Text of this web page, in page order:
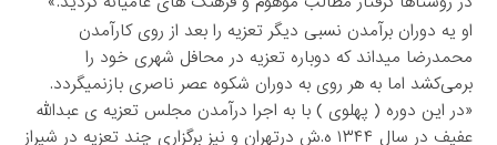
او یه دوران برآمدن نسبی دیگر تعزیه را بعد از روی کارآمدن
محمدرضا میداند که دوباره تعزیه در محافل شهری خود را
برمی‌کشد اما به هر روی به دوران شکوه عصر ناصری بازنمیگردد.
«در این دوره ( پهلوی ) با به اجرا درآمدن مجلس تعزیه ی عبدالله
عفیف در سال ۱۳۴۴ ه.ش درتهران و نیز برگزاری چند تعزیه در شیراز